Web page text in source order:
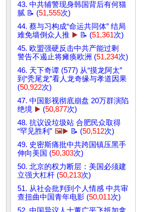
43. 中共辅警现身韩国背后有何猫
腻 📝 (51,555次)
44. 蔡与习构成“命运共同体” 结局
难免墙倒众人推 ▶️ 📝 (51,361次)
45. 欧盟强硬反击中共产能过剩
警告不遏止将瘫痪欧洲 (51,234次)
46. 天下奇谭 (577) 从“摸龙阿太”
到“秃尾龙”看人龙奇缘与孝道因果
(50,922次)
47. 中国影视彻底崩盘 20万群演陷
绝境 ▶️ (50,877次)
48. 抗议设垃圾站 合肥民众取得
“罕见胜利” 🖼️▶️ 📝 (50,512次)
49. 史密斯痛批中共跨国镇压黑手
伸向美国 (50,303次)
50. 北京的权力断层：美国必须建
立强大杠杆 (50,213次)
51. 从社会批判到个人情感 中共审
查扭曲中国青年电影 (50,011次)